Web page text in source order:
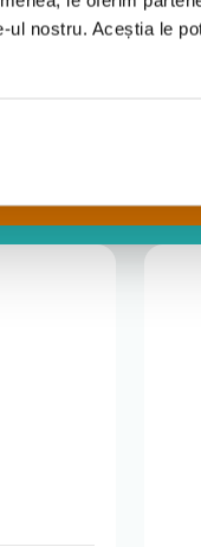
ul nostru. Aceștia le
pentru copii
autism, boli
urile noastre,
în alegerea